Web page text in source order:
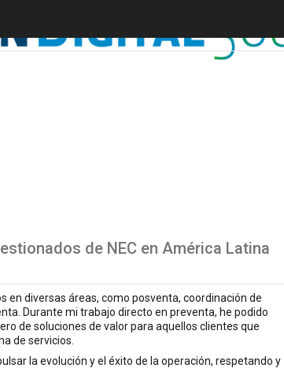
de NEC en América Latina
en diversas áreas, como posventa, coordinación de
Durante mi trabajo directo en preventa, he podido
de soluciones de valor para aquellos clientes que
de servicios.
la evolución y el éxito de la operación, respetando y